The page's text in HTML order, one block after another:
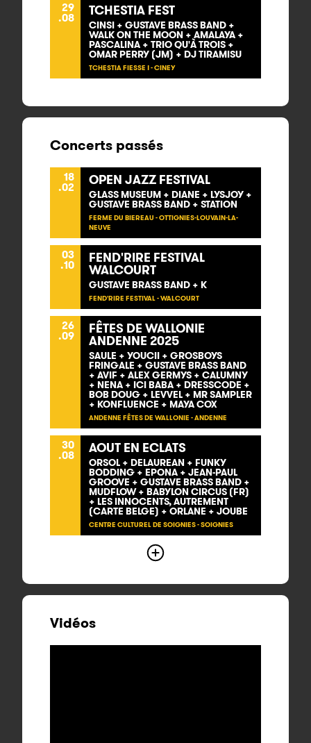
29
.08 TCHESTIA FEST
CINSI + GUSTAVE BRASS BAND +
WALK ON THE MOON + AMALAYA +
PASCALINA + TRIO QU'À TROIS +
OMAR PERRY (JM) + DJ TIRAMISU
TCHESTIA FIESSE ! - CINEY
Concerts passés
18
.02 OPEN JAZZ FESTIVAL
GLASS MUSEUM + DIANE + LYSJOY +
GUSTAVE BRASS BAND + STATION
FERME DU BIEREAU - OTTIGNIES-LOUVAIN-LA-
NEUVE
03
.10 FEND'RIRE FESTIVAL
WALCOURT
GUSTAVE BRASS BAND + K
FEND'RIRE FESTIVAL - WALCOURT
26
.09 FÊTES DE WALLONIE
ANDENNE 2025
SAULE + YOUCII + GROSBOYS
FRINGALE + GUSTAVE BRASS BAND
+ AVIF + ALEX GERMYS + CALUMNY
+ NENA + ICI BABA + DRESSCODE +
BOB DOUG + LEVVEL + MR SAMPLER
+ KONFLUENCE + MAYA COX
ANDENNE FÊTES DE WALLONIE - ANDENNE
30
.08 AOUT EN ECLATS
ORSOL + DELAUREAN + FUNKY
BODDING + EPONA + JEAN-PAUL
GROOVE + GUSTAVE BRASS BAND +
MUDFLOW + BABYLON CIRCUS (FR)
+ LES INNOCENTS, AUTREMENT
(CARTE BELGE) + ORLANE + JOUBE
CENTRE CULTUREL DE SOIGNIES - SOIGNIES
Vidéos